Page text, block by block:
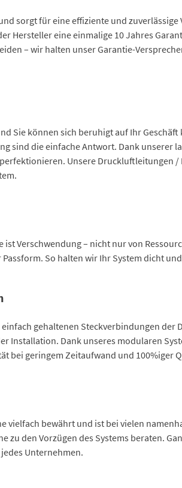
sorgt für eine effiziente und
Hersteller eine einmalige 10 Jahres
– wir halten unser Garantie-
Sie können sich beruhigt auf Ihr
sind die einfache Antwort. Dank unserer
Unsere Druckluftleitungen
Verschwendung – nicht nur von
So halten wir Ihr System dicht
gehaltenen Steckverbindungen
Installation. Dank unseres modularen
geringem Zeitaufwand und 100%iger
vielfach bewährt und ist bei vielen
den Vorzügen des Systems beraten.
Unternehmen.